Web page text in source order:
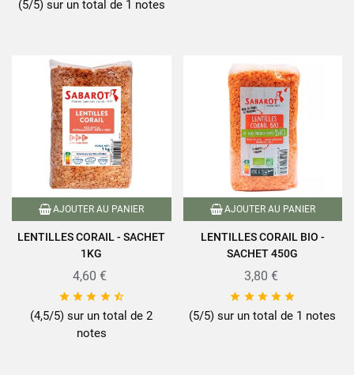
(5/5) sur un total de 1 notes
AJOUTER AU PANIER
LENTILLES CORAIL - SACHET
1KG
4,60 €
    
(4,5/5) sur un total de 2
notes
AJOUTER AU PANIER
LENTILLES CORAIL BIO -
SACHET 450G
3,80 €
    
(5/5) sur un total de 1 notes